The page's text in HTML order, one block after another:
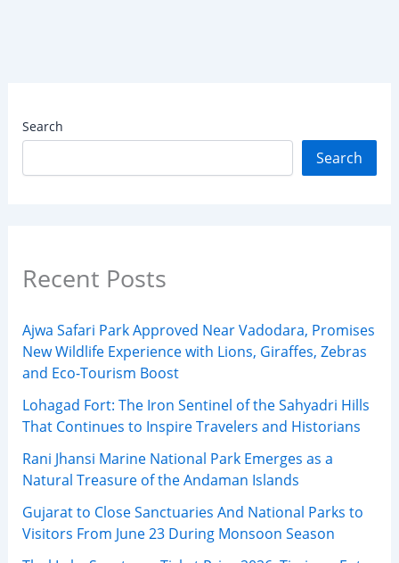
Search
Search
Recent Posts
Ajwa Safari Park Approved Near Vadodara, Promises
New Wildlife Experience with Lions, Giraffes, Zebras
and Eco-Tourism Boost
Lohagad Fort: The Iron Sentinel of the Sahyadri Hills
That Continues to Inspire Travelers and Historians
Rani Jhansi Marine National Park Emerges as a
Natural Treasure of the Andaman Islands
Gujarat to Close Sanctuaries And National Parks to
Visitors From June 23 During Monsoon Season